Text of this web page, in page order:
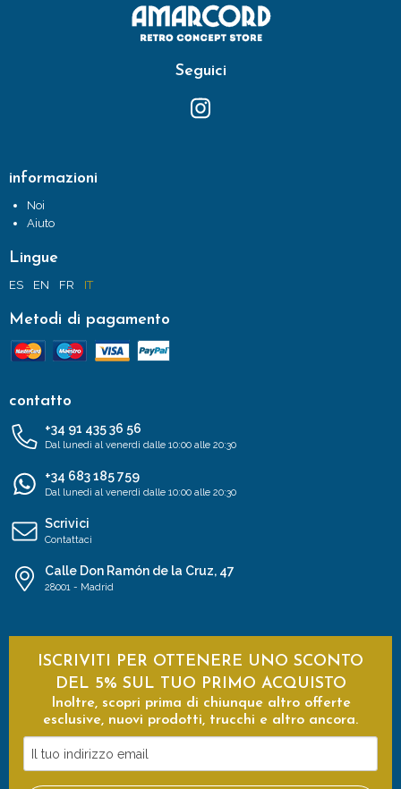
Seguici
informazioni
Noi
Aiuto
Lingue
ES EN FR IT
Metodi di pagamento
contatto
+34 91 435 36 56
Dal lunedì al venerdì dalle 10:00 alle 20:30
+34 683 185 759
Dal lunedì al venerdì dalle 10:00 alle 20:30
Scrivici
Contattaci
Calle Don Ramón de la Cruz, 47
28001 - Madrid
ISCRIVITI PER OTTENERE UNO SCONTO
DEL 5% SUL TUO PRIMO ACQUISTO
Inoltre, scopri prima di chiunque altro offerte
esclusive, nuovi prodotti, trucchi e altro ancora.
tuo